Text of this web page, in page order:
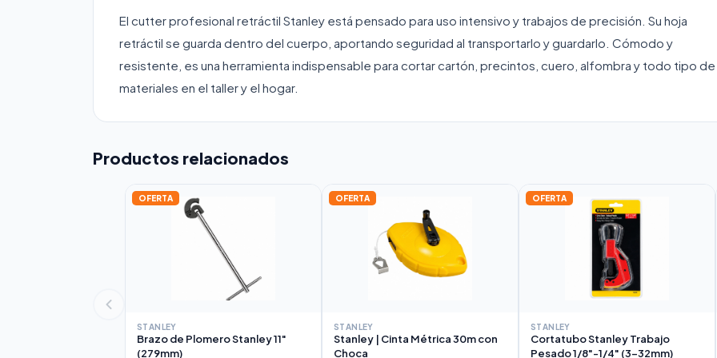
El cutter profesional retráctil Stanley está pensado para uso intensivo y trabajos de precisión. Su hoja
retráctil se guarda dentro del cuerpo, aportando seguridad al transportarlo y guardarlo. Cómodo y
resistente, es una herramienta indispensable para cortar cartón, precintos, cuero, alfombra y todo tipo de
materiales en el taller y el hogar.
Productos relacionados
OFERTA
STANLEY
Brazo de Plomero Stanley 11"
(279mm)
OFERTA
STANLEY
Stanley | Cinta Métrica 30m con
Choca
OFERTA
STANLEY
Cortatubo Stanley Trabajo
Pesado 1/8"-1/4" (3-32mm)